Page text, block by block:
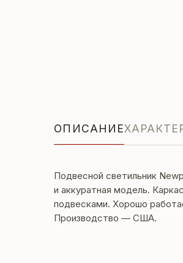
ОПИСАНИЕ
Подвесной светильник
и аккуратная модель.
подвесками. Хорошо
Производство — США.